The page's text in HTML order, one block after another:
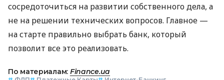
сосредоточиться на развитии собственного дела, а
не на решении технических вопросов. Главное —
на старте правильно выбрать банк, который
позволит все это реализовать.
По материалам: Finance.ua